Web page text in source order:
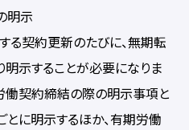
明示
る契約更新のたびに、無期転
示することが必要になりま
働契約締結の際の明示事項と
とに明示するほか、有期労働